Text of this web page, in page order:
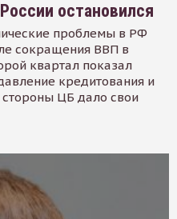
остановился
проблемы в РФ
сокращения ВВП в
квартал показал
кредитования и
стороны ЦБ дало свои